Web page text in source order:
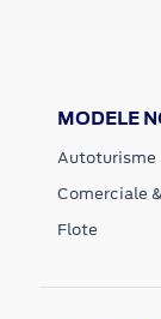
MODELE
Autoturisme
Comerciale
Flote